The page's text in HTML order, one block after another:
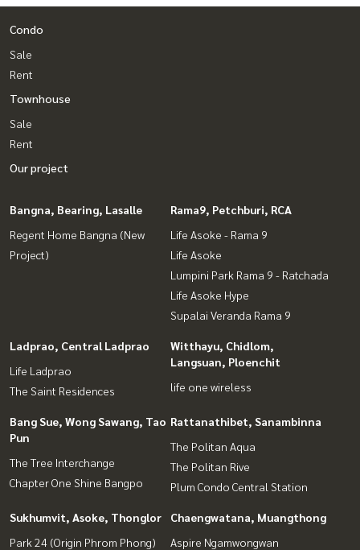
Condo
Sale
Rent
Townhouse
Sale
Rent
Our project
Bangna, Bearing, Lasalle
Regent Home Bangna (New
Project)
Rama9, Petchburi, RCA
Life Asoke - Rama 9
Life Asoke
Lumpini Park Rama 9 - Ratchada
Life Asoke Hype
Supalai Veranda Rama 9
Ladprao, Central Ladprao
Life Ladprao
The Saint Residences
Witthayu, Chidlom,
Langsuan, Ploenchit
life one wireless
Bang Sue, Wong Sawang, Tao
Pun
The Tree Interchange
Chapter One Shine Bangpo
Rattanathibet, Sanambinna
The Politan Aqua
The Politan Rive
Plum Condo Central Station
Sukhumvit, Asoke, Thonglor
Park 24 (Origin Phrom Phong)
Chaengwatana, Muangthong
Aspire Ngamwongwan